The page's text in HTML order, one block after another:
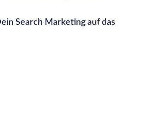
Search Marketing auf das